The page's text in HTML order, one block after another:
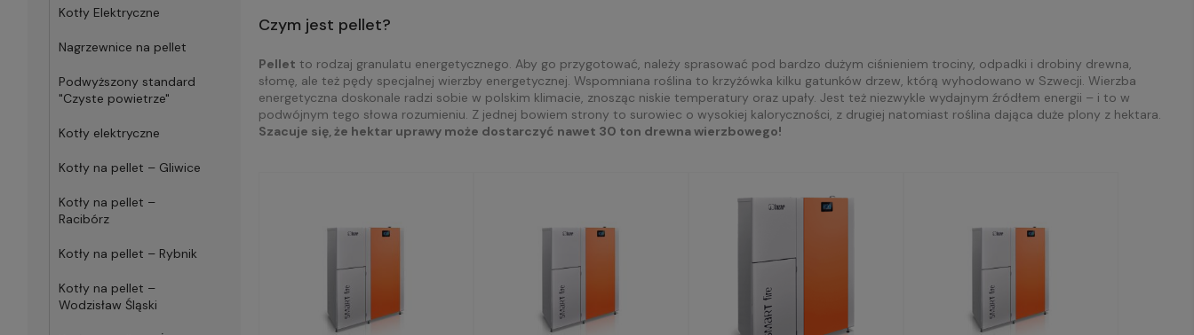
Kotły Elektryczne
Nagrzewnice na pellet
Podwyższony standard
"Czyste powietrze"
Kotły elektryczne
Kotły na pellet – Gliwice
Kotły na pellet –
Racibórz
Kotły na pellet – Rybnik
Kotły na pellet –
Wodzisław Śląski
Czym jest pellet?
Pellet to rodzaj granulatu energetycznego. Aby go przygotować, należy sprasować pod bardzo dużym ciśnieniem trociny, odpadki i drobiny drewna,
słomę, ale też pędy specjalnej wierzby energetycznej. Wspomniana roślina to krzyżówka kilku gatunków drzew, którą wyhodowano w Szwecji. Wierzba
energetyczna doskonale radzi sobie w polskim klimacie, znosząc niskie temperatury oraz upały. Jest też niezwykle wydajnym źródłem energii – i to w
podwójnym tego słowa rozumieniu. Z jednej bowiem strony to surowiec o wysokiej kaloryczności, z drugiej natomiast roślina dająca duże plony z hektara.
Szacuje się, że hektar uprawy może dostarczyć nawet 30 ton drewna wierzbowego!